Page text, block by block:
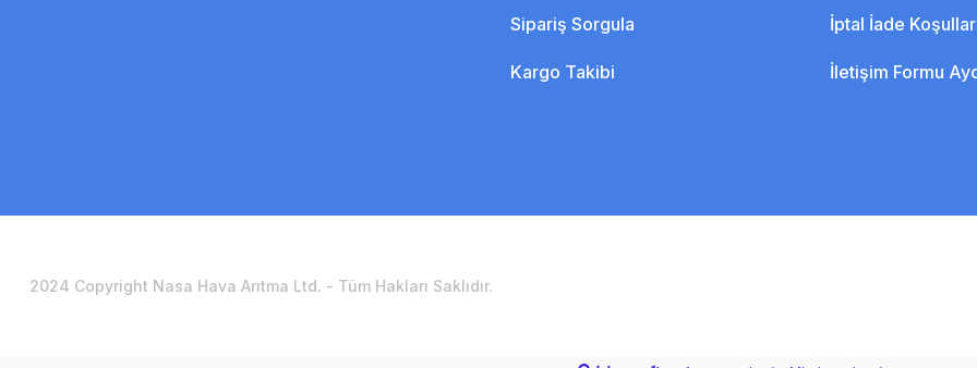
Sipariş Sorgula
Kargo Takibi
İptal İade
İletişim Formu
2024 Copyright Nasa Hava Arıtma Ltd. - Tüm Hakları Saklıdır.